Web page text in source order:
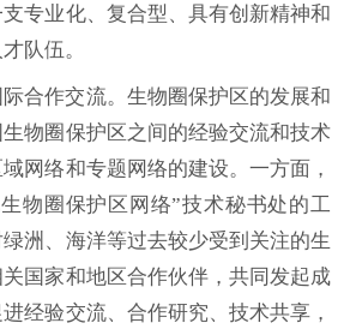
专业化、复合型、具有创新精神和
队伍。
合作交流。生物圈保护区的发展和
物圈保护区之间的经验交流和技术
网络和专题网络的建设。一方面，
物圈保护区网络”技术秘书处的工
洲、海洋等过去较少受到关注的生
国家和地区合作伙伴，共同发起成
经验交流、合作研究、技术共享，